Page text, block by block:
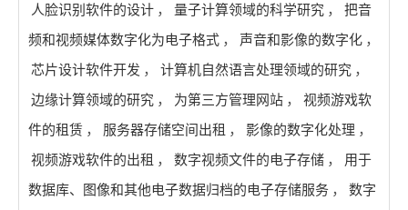
人脸识别软件的设计 ， 量子计算领域的科学研究 ，
把音
频和视频媒体数字化为电子格式 ， 声音和影像的数字化 ，
芯片设计软件开发 ， 计算机自然语言处理领域的研究 ，
边缘计算领域的研究 ， 为第三方管理网站 ，
视频游戏软
件的租赁 ， 服务器存储空间出租 ， 影像的数字化处理 ，
视频游戏软件的出租 ， 数字视频文件的电子存储 ，
用于
数据库、图像和其他电子数据归档的电子存储服务 ，
数字